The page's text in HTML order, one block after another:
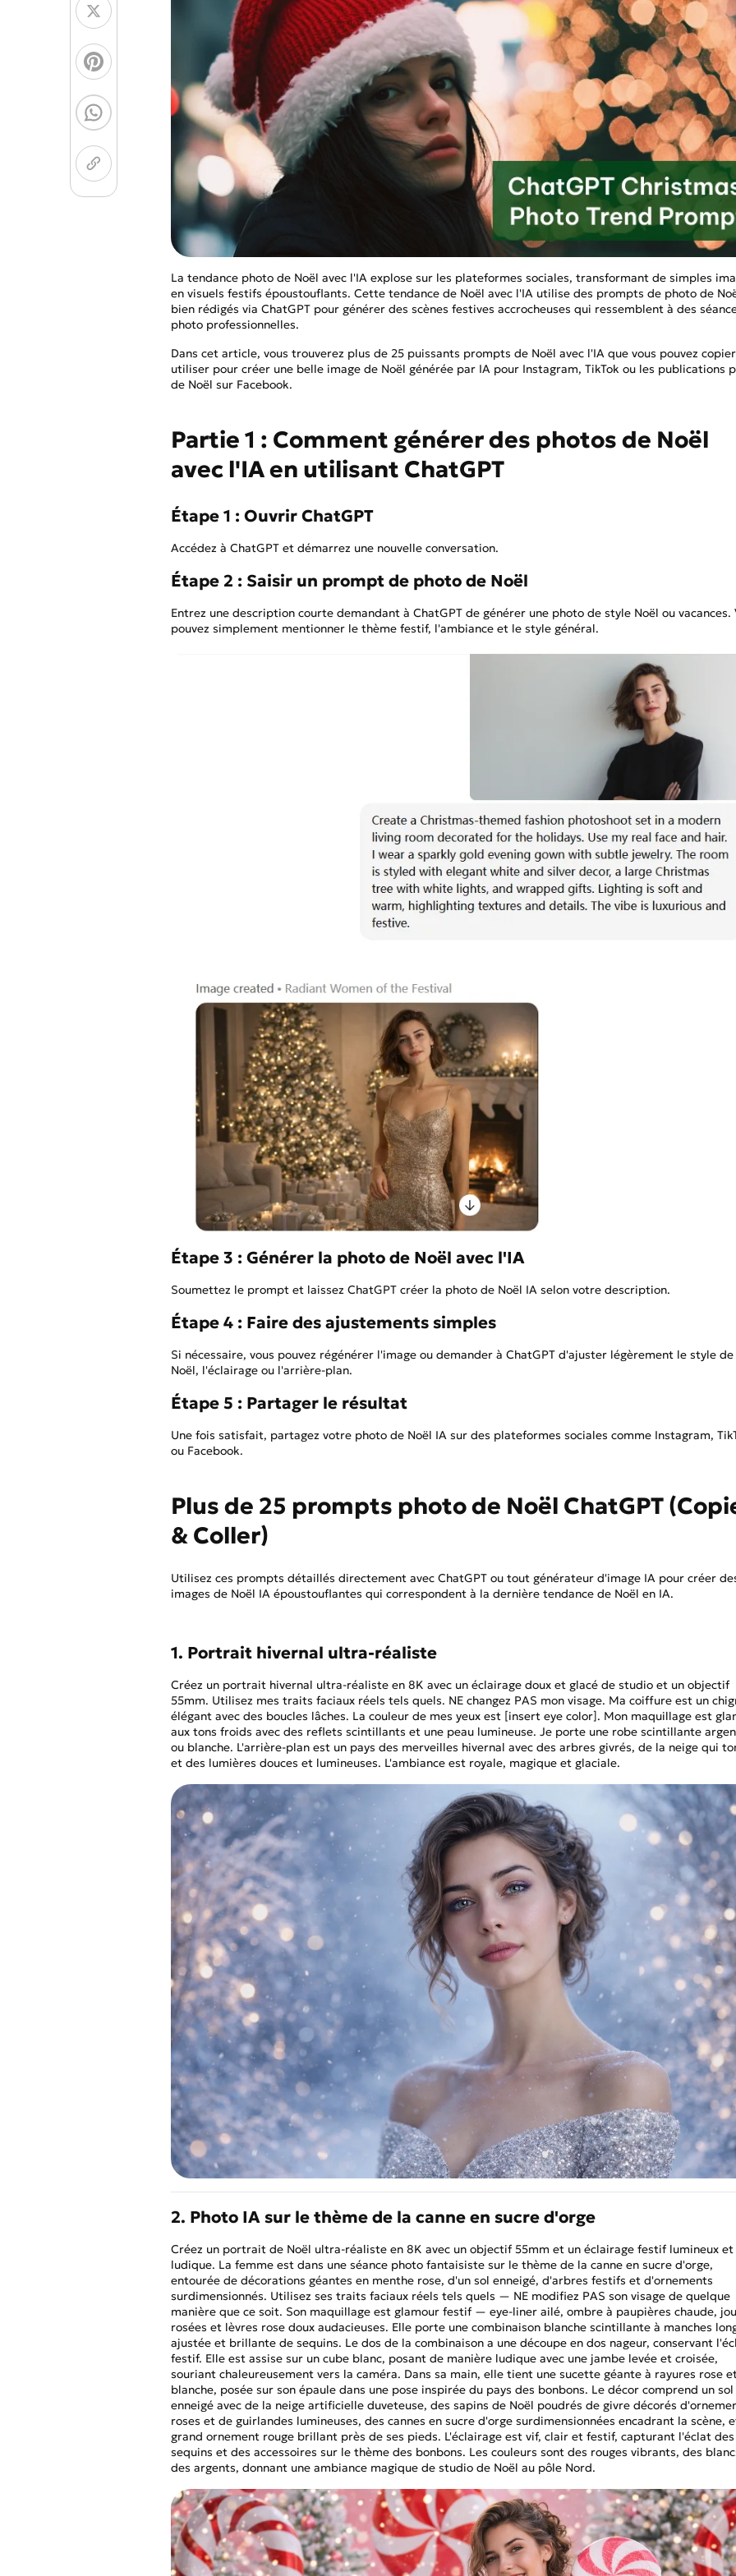
des poses, ressources de
instructions entièrement
par IA!
Modèles d'Images
GPT Image 2
NOUVEAU
Nano Banana 2
CHAUDE
Nano Banana Pro Qwen-Image-2.0
pour générer de
couple.
Générateur de Pages à Colorier
Créateur de Chibi
Tous les effets
pour une
La tendance photo de Noël avec l'IA explose sur les plateformes sociales, transformant de simples
en visuels festifs époustouflants. Cette tendance de Noël avec l'IA utilise des prompts de photo de
bien rédigés via ChatGPT pour générer des scènes festives accrocheuses qui ressemblent à des
photo professionnelles.
Dans cet article, vous trouverez plus de 25 puissants prompts de Noël avec l'IA que vous pouvez
utiliser pour créer une belle image de Noël générée par IA pour Instagram, TikTok ou les publications
de Noël sur Facebook.
Partie 1 : Comment générer des photos de Noël
avec l'IA en utilisant ChatGPT
Étape 1 : Ouvrir ChatGPT
Accédez à ChatGPT et démarrez une nouvelle conversation.
Étape 2 : Saisir un prompt de photo de Noël
Entrez une description courte demandant à ChatGPT de générer une photo de style Noël ou vacances.
pouvez simplement mentionner le thème festif, l'ambiance et le style général.
Étape 3 : Générer la photo de Noël avec l'IA
Soumettez le prompt et laissez ChatGPT créer la photo de Noël IA selon votre description.
Étape 4 : Faire des ajustements simples
Si nécessaire, vous pouvez régénérer l'image ou demander à ChatGPT d'ajuster légèrement le style de
Noël, l'éclairage ou l'arrière-plan.
Étape 5 : Partager le résultat
Une fois satisfait, partagez votre photo de Noël IA sur des plateformes sociales comme Instagram,
ou Facebook.
Plus de 25 prompts photo de Noël ChatGPT
& Coller)
Utilisez ces prompts détaillés directement avec ChatGPT ou tout générateur d'image IA pour créer
images de Noël IA époustouflantes qui correspondent à la dernière tendance de Noël en IA.
1. Portrait hivernal ultra-réaliste
Créez un portrait hivernal ultra-réaliste en 8K avec un éclairage doux et glacé de studio et un objectif
55mm. Utilisez mes traits faciaux réels tels quels. NE changez PAS mon visage. Ma coiffure est un
élégant avec des boucles lâches. La couleur de mes yeux est [insert eye color]. Mon maquillage est
aux tons froids avec des reflets scintillants et une peau lumineuse. Je porte une robe scintillante
ou blanche. L'arrière-plan est un pays des merveilles hivernal avec des arbres givrés, de la neige qui
et des lumières douces et lumineuses. L'ambiance est royale, magique et glaciale.
2. Photo IA sur le thème de la canne en sucre d'orge
Créez un portrait de Noël ultra-réaliste en 8K avec un objectif 55mm et un éclairage festif lumineux et
ludique. La femme est dans une séance photo fantaisiste sur le thème de la canne en sucre d'orge,
entourée de décorations géantes en menthe rose, d'un sol enneigé, d'arbres festifs et d'ornements
surdimensionnés. Utilisez ses traits faciaux réels tels quels — NE modifiez PAS son visage de quelque
manière que ce soit. Son maquillage est glamour festif — eye-liner ailé, ombre à paupières chaude,
rosées et lèvres rose doux audacieuses. Elle porte une combinaison blanche scintillante à manches
ajustée et brillante de sequins. Le dos de la combinaison a une découpe en dos nageur, conservant
festif. Elle est assise sur un cube blanc, posant de manière ludique avec une jambe levée et croisée,
souriant chaleureusement vers la caméra. Dans sa main, elle tient une sucette géante à rayures rose
blanche, posée sur son épaule dans une pose inspirée du pays des bonbons. Le décor comprend un sol
enneigé avec de la neige artificielle duveteuse, des sapins de Noël poudrés de givre décorés
roses et de guirlandes lumineuses, des cannes en sucre d'orge surdimensionnées encadrant la scène,
grand ornement rouge brillant près de ses pieds. L'éclairage est vif, clair et festif, capturant l'éclat des
sequins et des accessoires sur le thème des bonbons. Les couleurs sont des rouges vibrants, des
des argents, donnant une ambiance magique de studio de Noël au pôle Nord.